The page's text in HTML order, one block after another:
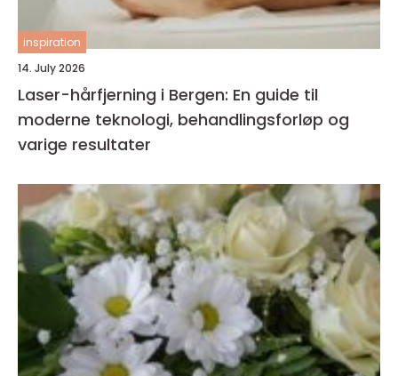
inspiration
14. July 2026
Laser-hårfjerning i Bergen: En guide til
moderne teknologi, behandlingsforløp og
varige resultater